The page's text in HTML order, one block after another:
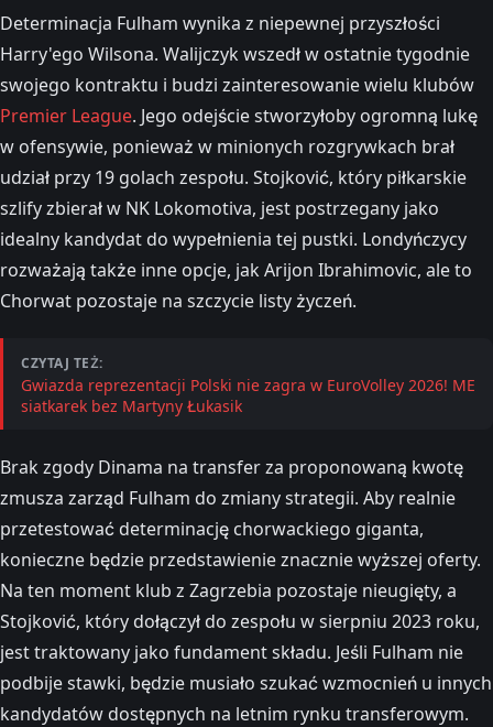
Determinacja Fulham wynika z niepewnej przyszłości
Harry'ego Wilsona. Walijczyk wszedł w ostatnie tygodnie
swojego kontraktu i budzi zainteresowanie wielu klubów
Premier League. Jego odejście stworzyłoby ogromną lukę
w ofensywie, ponieważ w minionych rozgrywkach brał
udział przy 19 golach zespołu. Stojković, który piłkarskie
szlify zbierał w NK Lokomotiva, jest postrzegany jako
idealny kandydat do wypełnienia tej pustki. Londyńczycy
rozważają także inne opcje, jak Arijon Ibrahimovic, ale to
Chorwat pozostaje na szczycie listy życzeń.
CZYTAJ TEŻ:
Gwiazda reprezentacji Polski nie zagra w EuroVolley 2026! ME
siatkarek bez Martyny Łukasik
Brak zgody Dinama na transfer za proponowaną kwotę
zmusza zarząd Fulham do zmiany strategii. Aby realnie
przetestować determinację chorwackiego giganta,
konieczne będzie przedstawienie znacznie wyższej oferty.
Na ten moment klub z Zagrzebia pozostaje nieugięty, a
Stojković, który dołączył do zespołu w sierpniu 2023 roku,
jest traktowany jako fundament składu. Jeśli Fulham nie
podbije stawki, będzie musiało szukać wzmocnień u innych
kandydatów dostępnych na letnim rynku transferowym.